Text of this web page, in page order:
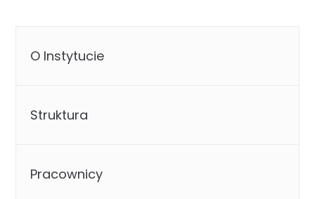
O Instytucie
Struktura
Pracownicy